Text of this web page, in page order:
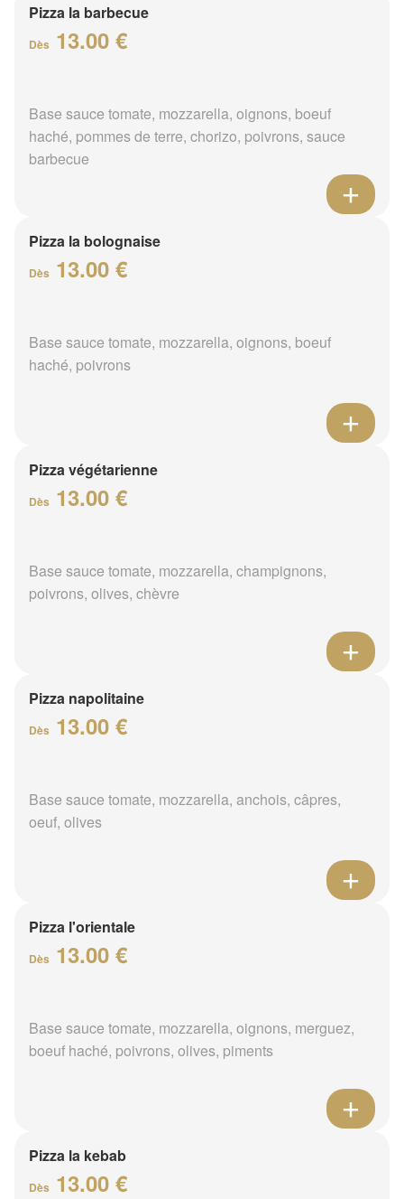
Pizza la barbecue
Dès 13.00 €
Base sauce tomate, mozzarella, oignons, boeuf
haché, pommes de terre, chorizo, poivrons, sauce
barbecue
Pizza la bolognaise
Dès 13.00 €
Base sauce tomate, mozzarella, oignons, boeuf
haché, poivrons
Pizza végétarienne
Dès 13.00 €
Base sauce tomate, mozzarella, champignons,
poivrons, olives, chèvre
Pizza napolitaine
Dès 13.00 €
Base sauce tomate, mozzarella, anchois, câpres,
oeuf, olives
Pizza l'orientale
Dès 13.00 €
Base sauce tomate, mozzarella, oignons, merguez,
boeuf haché, poivrons, olives, piments
Pizza la kebab
Dès 13.00 €